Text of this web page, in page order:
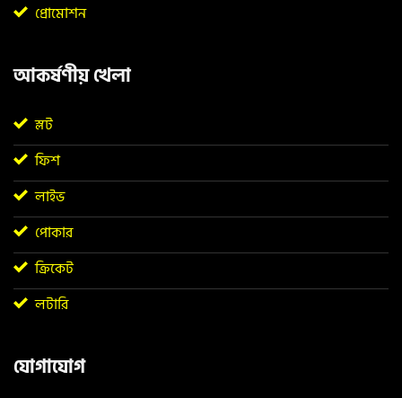
প্রোমোশন
আকর্ষণীয় খেলা
স্লট
ফিশ
লাইভ
পোকার
ক্রিকেট
লটারি
যোগাযোগ